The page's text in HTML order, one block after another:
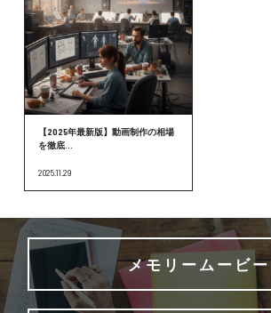
【2025年最新版】動画制作の相場
を徹底...
2025.11.29
メモリームービー